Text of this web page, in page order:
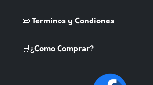
📜 Terminos y Condiones
🛒¿Como Comprar?